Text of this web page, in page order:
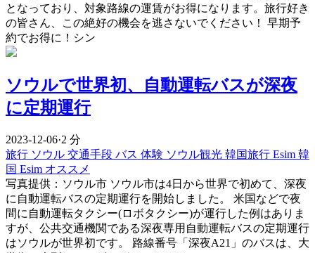
となっており、対象路線の運賃がお得になります。旅行好き
の皆さん、この絶好の機会を逃さないでください！ 早期予
約でお得に！シン
ソウルで世界初、自動運転バスが深夜
に定期運行
2023-12-06·2 分
旅行 ソウル 交通手段 バス 体験 ソウル観光 韓国旅行 Esim 韓
国 Esim オススメ
写真提供：ソウル市 ソウル市は4日から世界で初めて、深夜
に自動運転バスの定期運行を開始しました。 米国などで夜
間に自動運転タクシー(ロボタクシー)が運行した例はありま
すが、公共交通機関である深夜専用自動運転バスの定期運行
はソウルが世界初です。 路線番号「深夜A21」のバスは、大